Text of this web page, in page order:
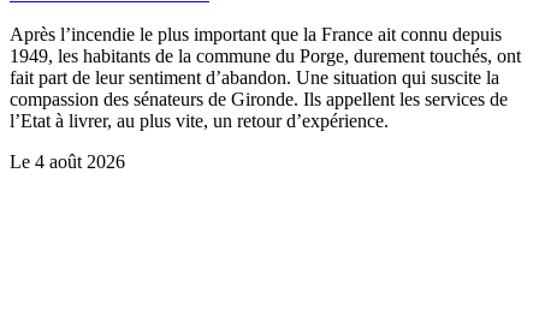
Après l’incendie le plus important que la France ait connu depuis
1949, les habitants de la commune du Porge, durement touchés, ont
fait part de leur sentiment d’abandon. Une situation qui suscite la
compassion des sénateurs de Gironde. Ils appellent les services de
l’Etat à livrer, au plus vite, un retour d’expérience.
Le 4 août 2026